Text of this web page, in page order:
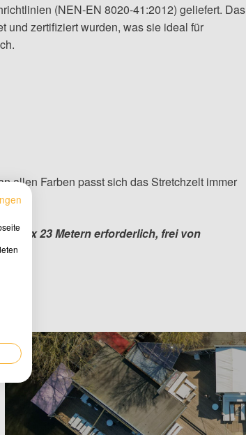
(NEN-EN 8020-41:2012) geliefert. Das
und zertifiziert wurden, was sie ideal für
allen Farben passt sich das Stretchzelt immer
18 x 23 Metern erforderlich, frei von